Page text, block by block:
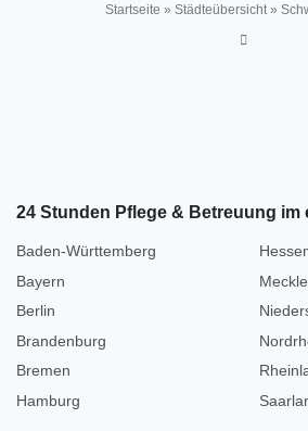
Startseite » Städteübersicht»
24 Stunden Pflege & Betreuung im
Baden-Württemberg
Bayern
Berlin
Brandenburg
Bremen
Hamburg